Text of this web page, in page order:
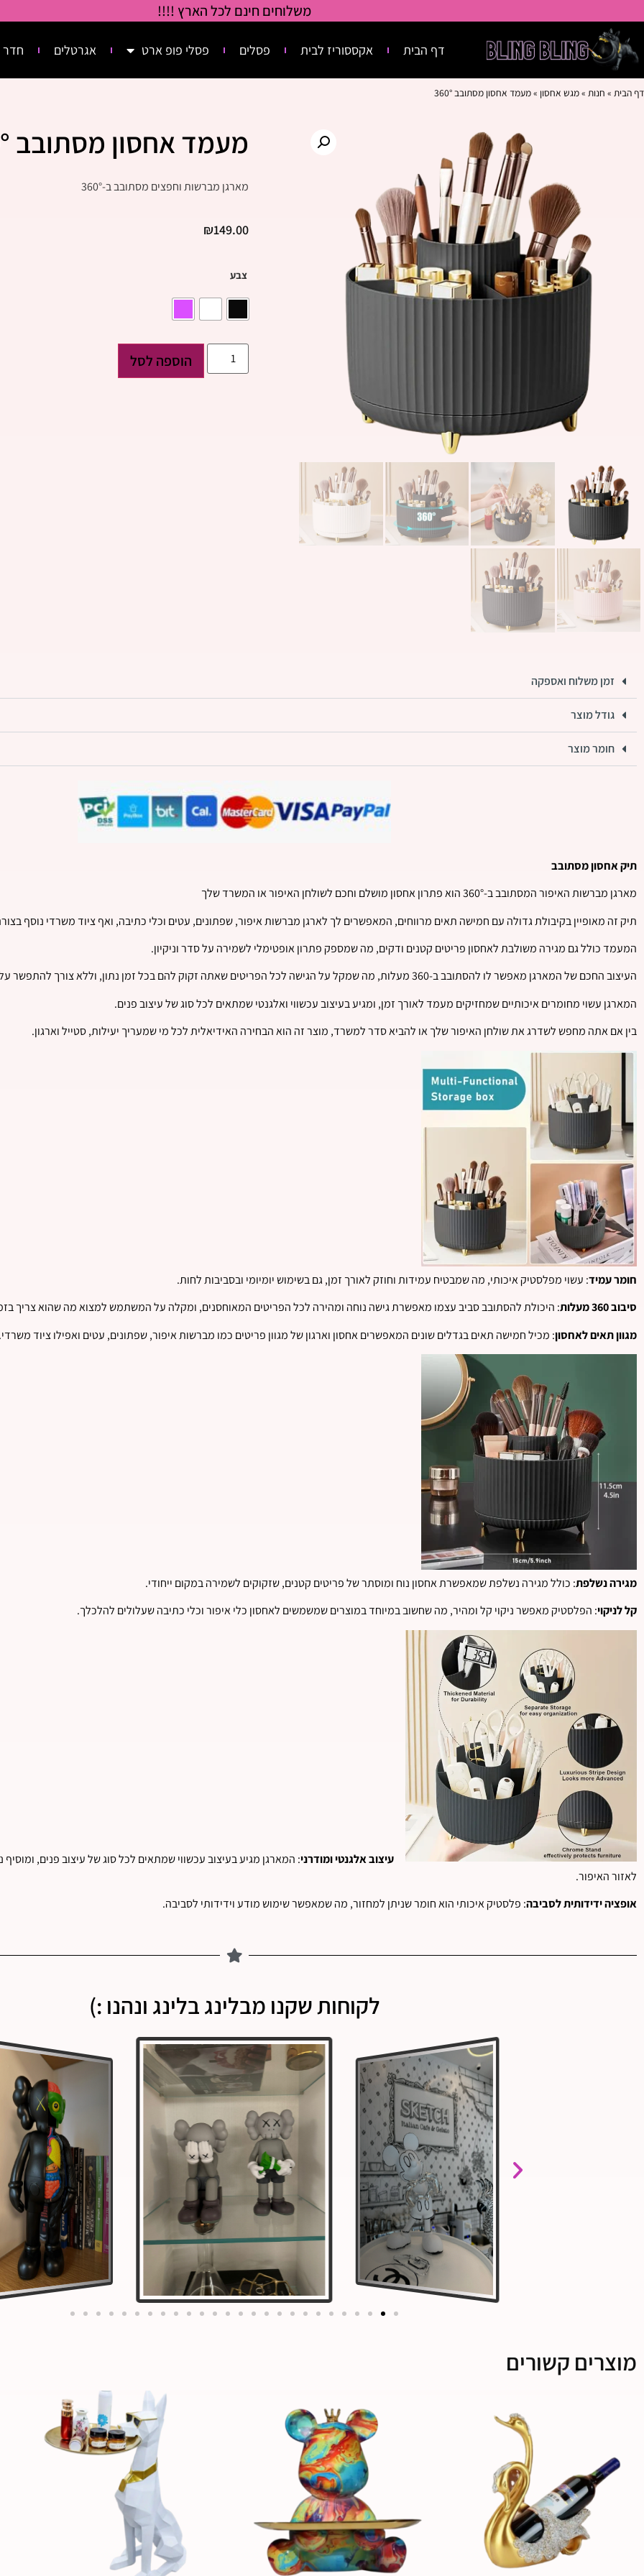
משלוחים חינם לכל הארץ !!!!
דף הבית אקססוריז לבית פסלים פסלי פופ ארט אגרטלים חדר
דף הבית » חנות »מגש אחסון »מעמד אחסון מסתובב 360°
מעמד אחסון מסתובב 360°
מארגן מברשות וחפצים מסתובב ב-360°
₪149.00
צבע
הוספה לסל
זמן משלוח ואספקה
גודל מוצר
חומר מוצר
תיק אחסון מסתובב
מארגן מברשות האיפור המסתובב ב-360° הוא פתרון אחסון מושלם וחכם לשולחן האיפור או המשרד שלך
תיק זה מאופיין בקיבולת גדולה עם חמישה תאים מרווחים, המאפשרים לך לארגן מברשות איפור, שפתונים, עטים וכלי כתיבה, ואף ציוד משרדי נוסף
המעמד כולל גם מגירה משולבת לאחסון פריטים קטנים ודקים, מה שמספק פתרון אופטימלי לשמירה על סדר וניקיון.
העיצוב החכם של המארגן מאפשר לו להסתובב ב-360 מעלות, מה שמקל על הגישה לכל הפריטים שאתה זקוק להם בכל זמן נתון, וללא צורך להתפשר על הנוחות.
המארגן עשוי מחומרים איכותיים שמחזיקים מעמד לאורך זמן, ומגיע בעיצוב עכשווי ואלגנטי שמתאים לכל סוג של עיצוב פנים.
בין אם אתה מחפש לשדרג את שולחן האיפור שלך או להביא סדר למשרד, מוצר זה הוא הבחירה האידיאלית לכל מי שמעריך יעילות, סטייל וארגון.
חומר עמיד: עשוי מפלסטיק איכותי, מה שמבטיח עמידות וחוזק לאורך זמן, גם בשימוש יומיומי ובסביבות לחות.
סיבוב 360 מעלות
: היכולת להסתובב סביב עצמו מאפשרת גישה נוחה ומהירה לכל הפריטים המאוחסנים, ומקלה על המשתמש למצוא מה שהוא צריך
מגוון תאים לאחסון: מכיל חמישה תאים בגדלים שונים המאפשרים אחסון וארגון של מגוון פריטים כמו מברשות איפור, שפתונים, עטים ואפילו ציוד משרדי.
מגירה נשלפת: כולל מגירה נשלפת שמאפשרת אחסון נוח ומוסתר של פריטים קטנים, שזקוקים לשמירה במקום ייחודי.
קל לניקוי: הפלסטיק מאפשר ניקוי קל ומהיר, מה שחשוב במיוחד במוצרים שמשמשים לאחסון כלי איפור וכלי כתיבה שעלולים להלכלך.
עיצוב אלגנטי ומודרני: המארגן מגיע בעיצוב עכשווי שמתאים לכל סוג של עיצוב פנים,
לאזור האיפור.
אופציה ידידותית לסביבה: פלסטיק איכותי הוא חומר שניתן למחזור, מה שמאפשר שימוש מודע וידידותי לסביבה.
לקוחות שקנו מבלינג בלינג ונהנו :)
מוצרים קשורים